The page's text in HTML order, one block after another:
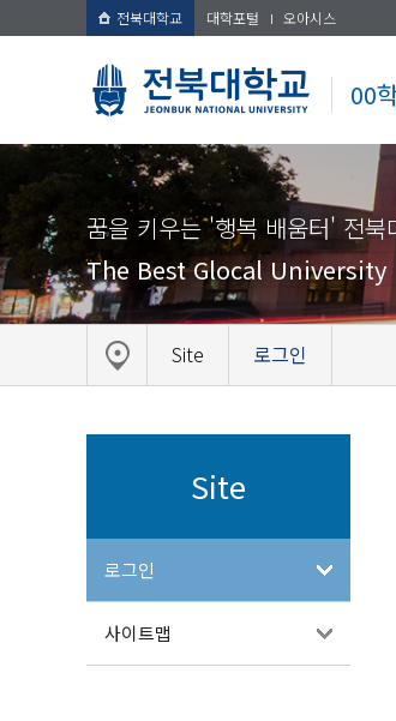
전북대학교 대학포털 오아시스
00
꿈을 키우는 '행복 배움터' 전북
The Best Glocal University
Site 로그인
Site
로그인
사이트맵